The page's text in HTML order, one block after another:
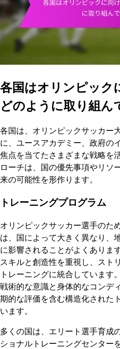
各国はオリンピック
どのように取り組ん
各国は、オリンピックサッカー
に、ユースアカデミー、政府の
焦点を当てたさまざまな戦略を
ローチは、国の優先事項やリソ
来の可能性を形作ります。
トレーニングプログラム
オリンピックサッカー選手のた
は、国によって大きく異なり、
に影響されることがよくありま
スキルと創造性を重視し、スト
トレーニングに統合しています
戦術的な意識と身体的なコンデ
期的な評価を含む構造化された
います。
多くの国は、エリート選手育成
ショナルトレーニングセンター